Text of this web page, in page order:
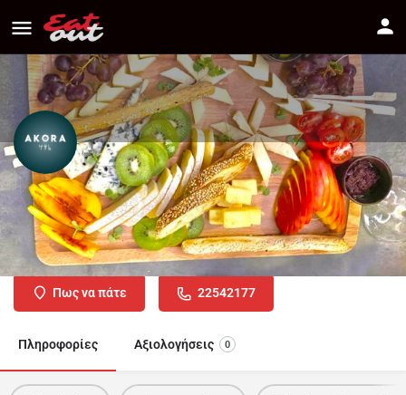
Akora
Διεύθυνση
Plateia Dimarcheias, 1016 Nicosia, Cyprus
Πως να πάτε 22542177
Πληροφορίες Αξιολογήσεις 0